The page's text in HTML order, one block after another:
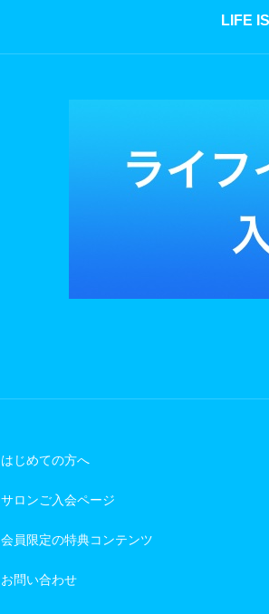
LIFE
はじめての方へ
サロンご入会ページ
会員限定の特典コンテンツ
お問い合わせ